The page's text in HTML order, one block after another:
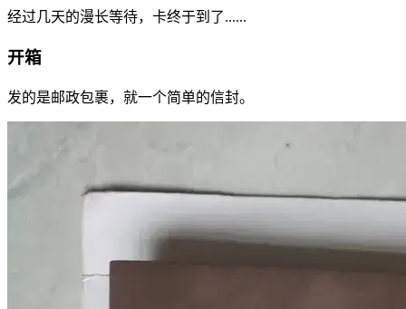
经过几天的漫长等待，卡终于到了......
开箱
发的是邮政包裹，就一个简单的信封。